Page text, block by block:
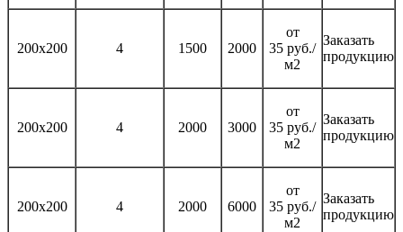
200х200 4 1500 2000
от
35 руб./
м2
Заказать
продукцию
200х200 4 2000 3000
от
35 руб./
м2
Заказать
продукцию
200х200 4 2000 6000
от
35 руб./
м2
Заказать
продукцию